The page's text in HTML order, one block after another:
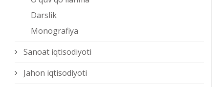
Darslik
Monografiya
Sanoat iqtisodiyoti
Jahon iqtisodiyoti